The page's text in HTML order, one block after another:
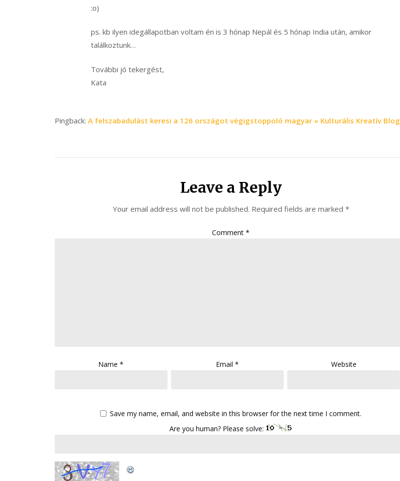
:o)
ps. kb ilyen idegállapotban voltam én is 3 hónap Nepál és 5 hónap India után, amikor
találkoztunk…
További jó tekergést,
Kata
Pingback: A felszabadulást keresi a 126 országot végigstoppoló magyar « Kulturális Kreatív Blog
Leave a Reply
Your email address will not be published. Required fields are marked *
Comment*
Name* Email* Website
Save my name, email, and website in this browser for the next time I comment.
Are you human? Please solve: